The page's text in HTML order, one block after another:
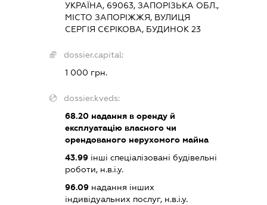
УКРАЇНА, 69063, ЗАПОРІЗЬКА ОБЛ.,
МІСТО ЗАПОРІЖЖЯ, ВУЛИЦЯ
СЕРГІЯ СЄРІКОВА, БУДИНОК 23
dossier.capital:
1 000 грн.
dossier.kveds:
68.20надання в оренду й
експлуатацію власного чи
орендованого нерухомого майна
43.99інші спеціалізовані будівельні
роботи, н.в.і.у.
96.09надання інших
індивідуальних послуг, н.в.і.у.